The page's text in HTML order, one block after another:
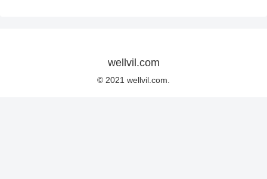
wellvil.com
© 2021 wellvil.com.